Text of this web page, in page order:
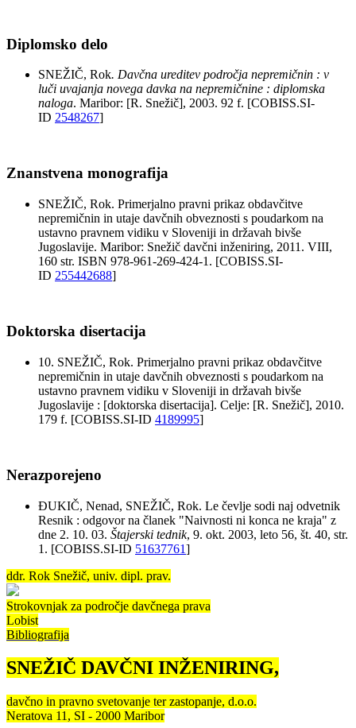
Diplomsko delo
SNEŽIČ, Rok. Davčna ureditev področja nepremičnin : v
luči uvajanja novega davka na nepremičnine : diplomska
naloga. Maribor: [R. Snežič], 2003. 92 f. [COBISS.SI-
ID 2548267]
Znanstvena monografija
SNEŽIČ, Rok. Primerjalno pravni prikaz obdavčitve
nepremičnin in utaje davčnih obveznosti s poudarkom na
ustavno pravnem vidiku v Sloveniji in državah bivše
Jugoslavije. Maribor: Snežič davčni inženiring, 2011. VIII,
160 str. ISBN 978-961-269-424-1. [COBISS.SI-
ID 255442688]
Doktorska disertacija
10. SNEŽIČ, Rok. Primerjalno pravni prikaz obdavčitve
nepremičnin in utaje davčnih obveznosti s poudarkom na
ustavno pravnem vidiku v Sloveniji in državah bivše
Jugoslavije : [doktorska disertacija]. Celje: [R. Snežič], 2010.
179 f. [COBISS.SI-ID 4189995]
Nerazporejeno
ĐUKIČ, Nenad, SNEŽIČ, Rok. Le čevlje sodi naj odvetnik
Resnik : odgovor na članek "Naivnosti ni konca ne kraja" z
dne 2. 10. 03. Štajerski tednik, 9. okt. 2003, leto 56, št. 40, str.
1. [COBISS.SI-ID 51637761]
ddr. Rok Snežič, univ. dipl. prav.
Strokovnjak za področje davčnega prava
Lobist
Bibliografija
SNEŽIČ DAVČNI INŽENIRING,
davčno in pravno svetovanje ter zastopanje, d.o.o.
Neratova 11, SI - 2000 Maribor